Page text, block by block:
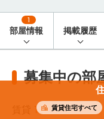
賃貸住宅すべて
部屋情報
1
掲載履歴
募集中の部
1 件